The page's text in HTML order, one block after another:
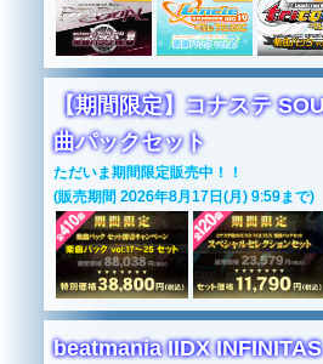
【期間限定】コナステ
曲パックセット
ただいま期間限定販売中！！
(販売期間 2026年8月17日(月) 9:59まで)
beatmania IIDX